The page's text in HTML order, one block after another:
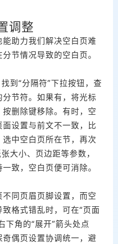
调整
助力我们解决空白页难
节情况导致的空白页。
到“分隔符”下拉按钮，查
节符。如果有，将光标
删除键移除。有时，空
设置与前文不一致，比
选中空白页所在节，再次
大小、页边距等参数，
致，空白页便可消除。
同页眉页脚设置，而空
格式错乱时，可在“页面
下角的“展开”箭头处点
偶页设置协调统一，避